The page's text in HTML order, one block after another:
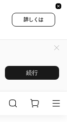
詳しくは
続行